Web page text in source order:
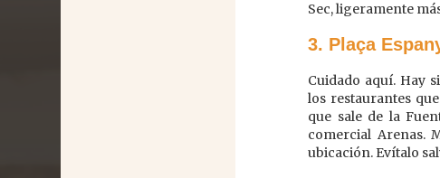
Sec, ligeramente
3. Plaça
Cuidado aquí. Hay
los restaurantes
que sale de la
comercial Arenas.
ubicación. Evítalo